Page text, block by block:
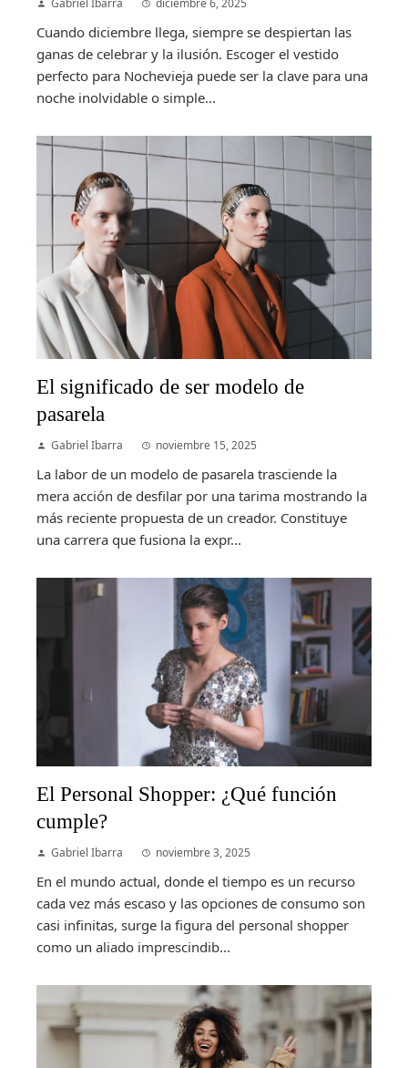
Gabriel Ibarra diciembre 6, 2025
Cuando diciembre llega, siempre se despiertan las
ganas de celebrar y la ilusión. Escoger el vestido
perfecto para Nochevieja puede ser la clave para una
noche inolvidable o simple...
El significado de ser modelo de
pasarela
Gabriel Ibarra noviembre 15, 2025
La labor de un modelo de pasarela trasciende la
mera acción de desfilar por una tarima mostrando la
más reciente propuesta de un creador. Constituye
una carrera que fusiona la expr...
El Personal Shopper: ¿Qué función
cumple?
Gabriel Ibarra noviembre 3, 2025
En el mundo actual, donde el tiempo es un recurso
cada vez más escaso y las opciones de consumo son
casi infinitas, surge la figura del personal shopper
como un aliado imprescindib...